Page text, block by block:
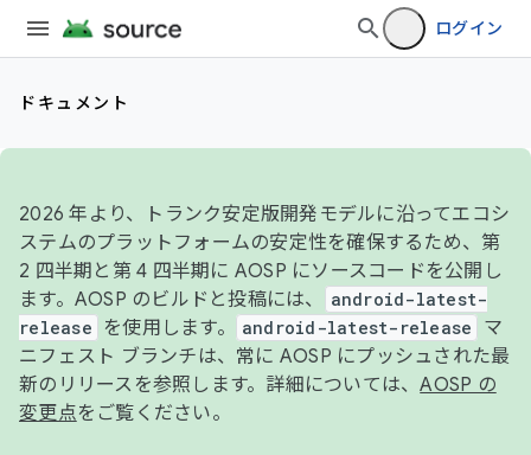
ログイン
ドキュメント
2026 年より、トランク安定版開発モデルに沿ってエコシ
ステムのプラットフォームの安定性を確保するため、第
2 四半期と第 4 四半期に AOSP にソースコードを公開し
ます。AOSP のビルドと投稿には、
android-latest-
release
を使用します。 android-latest-release
マ
ニフェスト ブランチは、常に AOSP にプッシュされた最
新のリリースを参照します。詳細については、AOSP の
変更点をご覧ください。